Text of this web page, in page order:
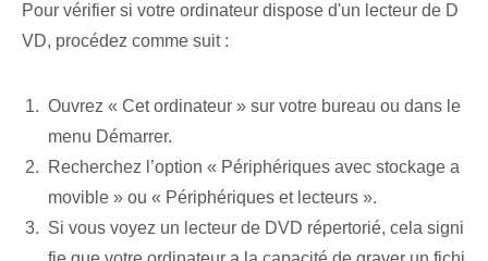
Pour vérifier si votre ordinateur dispose d'un lecteur de D
VD, procédez comme suit :
Ouvrez « Cet ordinateur » sur votre bureau ou dans le
menu Démarrer.
Recherchez l’option « Périphériques avec stockage a
movible » ou « Périphériques et lecteurs ».
Si vous voyez un lecteur de DVD répertorié, cela signi